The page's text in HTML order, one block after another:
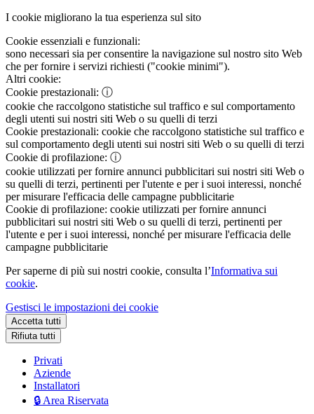
I cookie migliorano la tua esperienza sul sito
Cookie essenziali e funzionali:
sono necessari sia per consentire la navigazione sul nostro sito Web
che per fornire i servizi richiesti ("cookie minimi").
Altri cookie:
Cookie prestazionali: ⓘ
cookie che raccolgono statistiche sul traffico e sul comportamento
degli utenti sui nostri siti Web o su quelli di terzi
Cookie prestazionali: cookie che raccolgono statistiche sul traffico e
sul comportamento degli utenti sui nostri siti Web o su quelli di terzi
Cookie di profilazione: ⓘ
cookie utilizzati per fornire annunci pubblicitari sui nostri siti Web o
su quelli di terzi, pertinenti per l'utente e per i suoi interessi, nonché
per misurare l'efficacia delle campagne pubblicitarie
Cookie di profilazione: cookie utilizzati per fornire annunci
pubblicitari sui nostri siti Web o su quelli di terzi, pertinenti per
l'utente e per i suoi interessi, nonché per misurare l'efficacia delle
campagne pubblicitarie
Per saperne di più sui nostri cookie, consulta l’Informativa sui
cookie.
Gestisci le impostazioni dei cookie
Accetta tutti
Rifiuta tutti
Privati
Aziende
Installatori
🔒 Area Riservata